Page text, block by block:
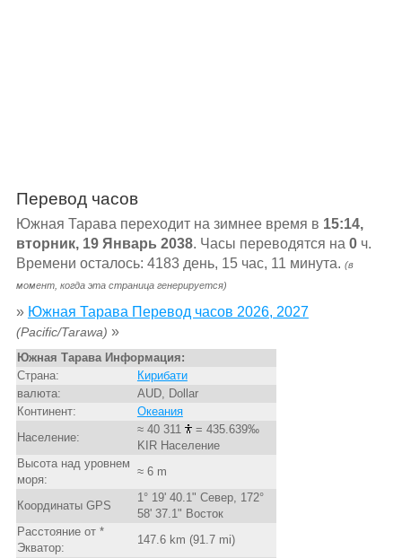
Перевод часов
Южная Тарава переходит на зимнее время в 15:14,
вторник, 19 Январь 2038. Часы переводятся на 0ч.
Времени осталось: 4183 день, 15 час, 11 минута. (в
момент, когда эта страница генерируется)
» Южная Тарава Перевод часов 2026, 2027
(Pacific/Tarawa) »
Южная Тарава Информация:
Страна:
Кирибати
валюта:
AUD, Dollar
Континент:
Океания
Население:
≈ 40 311
= 435.639‰
KIR Население
Высота над уровнем
моря:
≈ 6 m
Координаты GPS
1° 19' 40.1" Север, 172°
58' 37.1" Восток
Расстояние от *
Экватор:
147.6 km (91.7 mi)